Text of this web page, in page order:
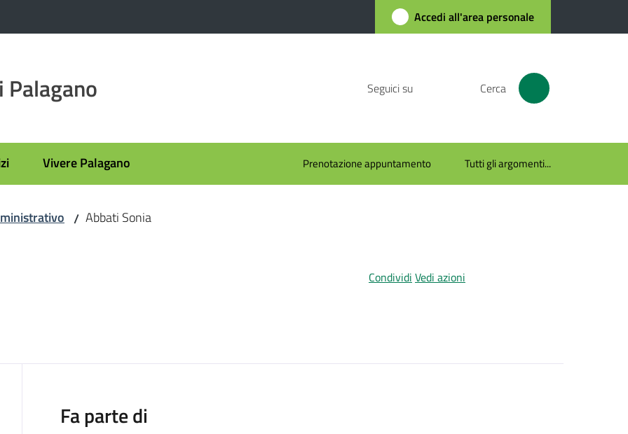
Accedi all'area personale
Palagano Seguici su Cerca
Vivere Palagano Prenotazione appuntamento Tutti gli argomenti...
/ Abbati Sonia
Condividi Vedi azioni
Fa parte di